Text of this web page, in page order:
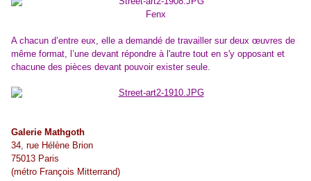
Fenx
A chacun d’entre eux, elle a demandé de travailler sur deux œuvres de
même format, l’une devant répondre à l'autre tout en s'y opposant et
chacune des pièces devant pouvoir exister seule.
Galerie Mathgoth
34, rue Hélène Brion
75013 Paris
(métro François Mitterrand)